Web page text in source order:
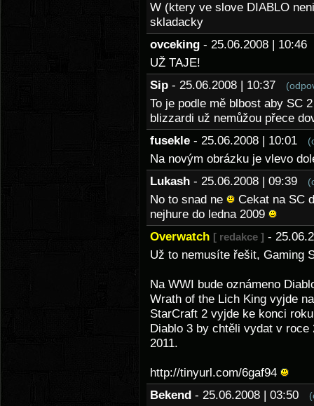
W (ktery ve slove DIABLO
skladacky
ovceking - 25.06.2008 |
UŽ TAJE!
Sip - 25.06.2008 | 10:37
To je podle mě blbost aby SC
blizzardi už nemůžou přece
fusekle - 25.06.2008 | 10:01
Na novým obrázku je vlevo
Lukash - 25.06.2008 | 09:39
No to snad ne
Cekat na SC
nejhure do ledna 2009
Overwatch [ redakce ] -
Už to nemusíte řešit, Gaming
Na WWI bude oznámeno
Wrath of the Lich King vyjde
StarCraft 2 vyjde ke konci
Diablo 3 by chtěli vydat v roce
2011.
http://tinyurl.com/6gaf94
Bekend - 25.06.2008 | 03:50